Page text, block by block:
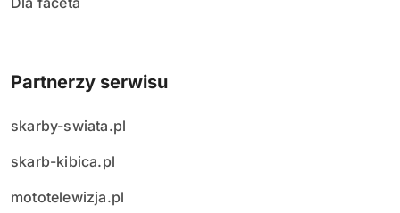
Partnerzy serwisu
skarby-swiata.pl
skarb-kibica.pl
mototelewizja.pl